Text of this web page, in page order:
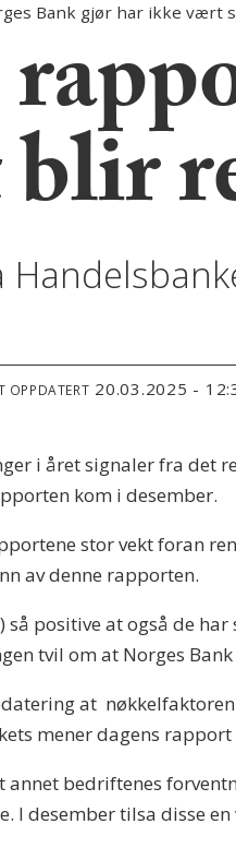
Bank gjør har ikke
blir
OPPDATERT 20.03.2025 -
i året signaler fra det
kom i desember.
stor vekt foran
av denne rapporten.
så positive at også de
tvil om at Norges
at
mener dagens
bedriftenes
I desember tilsa disse